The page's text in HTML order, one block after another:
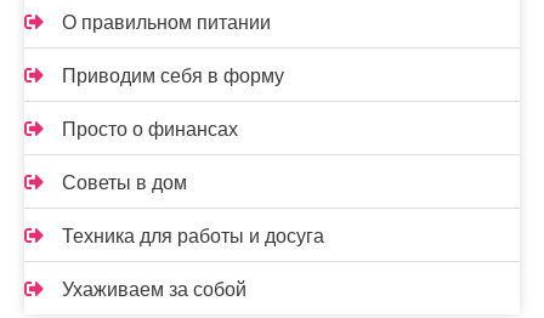
О правильном питании
Приводим себя в форму
Просто о финансах
Советы в дом
Техника для работы и досуга
Ухаживаем за собой